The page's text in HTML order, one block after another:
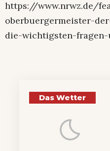
https://www.nrwz.de/
oberbuergermeister-
die-wichtigsten-
Das Wetter